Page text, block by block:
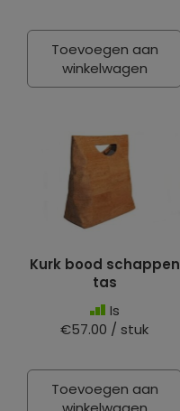
Toevoegen aan
winkelwagen
Kurk bood schappen
tas
Is
€57.00 / stuk
Toevoegen aan